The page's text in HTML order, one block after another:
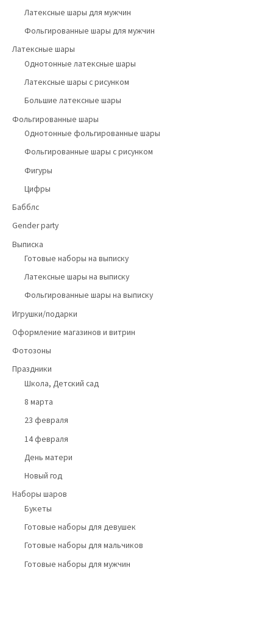
Латексные шары для мужчин
Фольгированные шары для мужчин
Латексные шары
Однотонные латексные шары
Латексные шары с рисунком
Большие латексные шары
Фольгированные шары
Однотонные фольгированные шары
Фольгированные шары с рисунком
Фигуры
Цифры
Бабблс
Gender party
Выписка
Готовые наборы на выписку
Латексные шары на выписку
Фольгированные шары на выписку
Игрушки/подарки
Оформление магазинов и витрин
Фотозоны
Праздники
Школа, Детский сад
8 марта
23 февраля
14 февраля
День матери
Новый год
Наборы шаров
Букеты
Готовые наборы для девушек
Готовые наборы для мальчиков
Готовые наборы для мужчин